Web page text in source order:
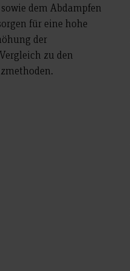
dem Abdampfen
für eine hohe
der
zu den